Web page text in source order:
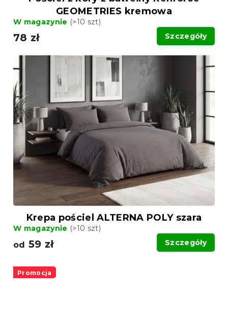
GEOMETRIES kremowa
W magazynie (>10 szt)
78 zł Szczegóły
Krepa pościel ALTERNA POLY szara
W magazynie (>10 szt)
od 59 zł Szczegóły
Promocja